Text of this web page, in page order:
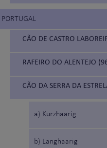
CÃO DE CASTRO
RAFEIRO DO ALENTEJO
CÃO DA SERRA DA
a) Kurzhaarig
b) Langhaarig